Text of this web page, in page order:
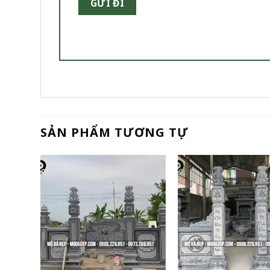
SẢN PHẨM TƯƠNG TỰ